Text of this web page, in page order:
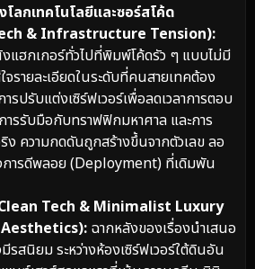
ลกเทคโนโลยีและซอร์สโค้ด
& Infrastructure Tension):
ฮกเกอร์ทั่วไปที่พิมพ์โค้ดรัว ๆ แบบไม่มี
จรายละเอียดในระดับที่คนสายเทคต้อง
ารปรับแต่งเซิร์ฟเวอร์เพื่อลดเวลาการตอบ
รรับมือกับทราฟฟิกมหาศาล และการ
ง ความกดดันถูกสร้างขึ้นจากตัวเลข ลอ
การดีพลอย (Deployment) ที่เดิมพัน
Tech & Minimalist Luxury
ฉากหลังของเรื่องนำเสนอ
รสนิยม ระหว่างห้องเซิร์ฟเวอร์ใต้ดินอัน